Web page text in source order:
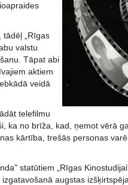
„Rīgas
valstu
Tāpat abi
aktiem
veidā
telefilmu
ka no brīža, kad, ņemot vērā
kārtība, trešās personas
statūtiem „Rīgas
augstas